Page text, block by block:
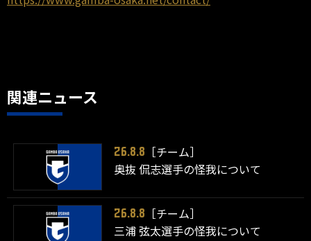
関連ニュース
26.8.8
［チーム］
奥抜 侃志選手の怪我について
26.8.8
［チーム］
三浦 弦太選手の怪我について